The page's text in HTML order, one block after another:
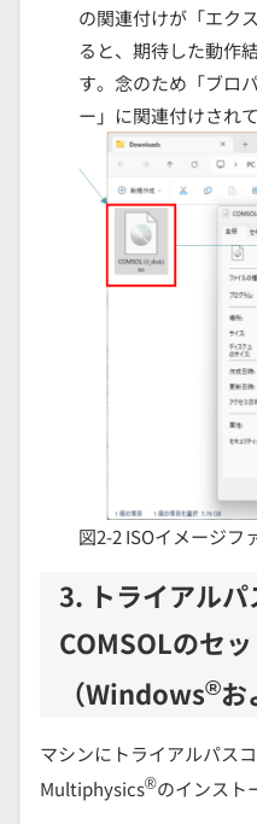
の関連付けが「エク
ると、期待した動作
す。念のため「ブロ
ー」に関連付けされ
図2-2 ISOイメージフ
3. トライアル
COMSOLのセ
（Windows®お
マシンにトライアルパス
Multiphysics®のインスト